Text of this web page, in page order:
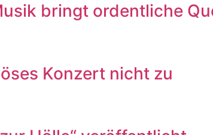
bringt ordentliche
Konzert nicht zu